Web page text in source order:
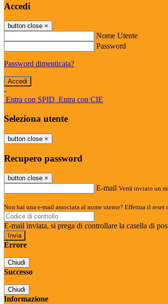
Accedi
button close ×
Nome Utente
Password
Password dimenticata?
-
Entra con SPID Entra con CIE
Seleziona utente
button close ×
Recupero password
button close ×
E-mail Verrà inviato un
Non hai una e-mail associata al nome utente? Effettua il reset
E-mail inviata, si prega di controllare la casella di
Errore
Chiudi
Successo
Chiudi
Informazione